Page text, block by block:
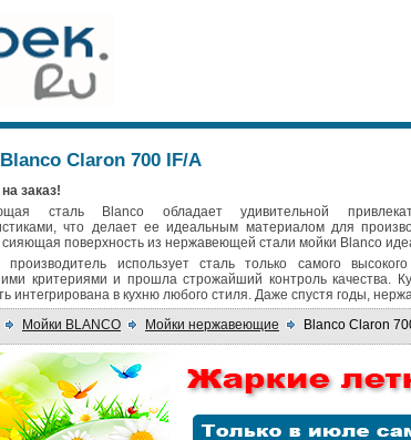
Claron 700 IF/A
заказ!
сталь Blanco обладает удивительной
что делает ее идеальным материалом для
сияющая поверхность из нержавеющей стали мойки Blanco
производитель использует сталь только самого
критериями и прошла строжайший контроль качества.
интегрирована в кухню любого стиля. Даже спустя годы,
Мойки BLANCO Мойки нержавеющие Blanco Claron